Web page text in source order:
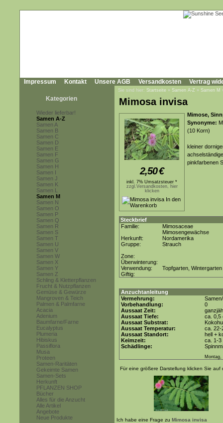
Impressum Kontakt Unsere AGB Versandkosten Vertrag
Kategorien
Wieder lieferbar!
Samen A-Z
Samen A
Samen B
Samen C
Samen D
Samen E
Samen F
Samen G
Samen H
Samen I
Samen J
Samen K
Samen L
Samen M
Samen N
Samen O
Samen P
Samen Q
Samen R
Samen S
Samen T
Samen U
Samen V
Samen W
Samen X
Samen Y
Samen Z
Schling & Kletterpflanzen
Frucht & Nutzpflanzen
Gemüse & Gewürze
Mangroven & Teich
Palmen & Palmfarne
Acacia
Adenium
Baumfarne/Farne
Eucalyptus
Plumeria
Hibiskus
Passiflora
Musa
Proteen
Samen-Raritäten
Gekeimte Samen
Samen-Sets
Herkunft
PFLANZEN SHOP
Bücher
Alles für die Anzucht
Alle Artikel
Angebote
Neue Produkte
Sie sind hier: Startseite » Samen A-Z » Samen M
Mimosa invisa
2,50€
inkl. 7% Umsatzsteuer *
zzgl.Versandkosten, hier
klicken
Mimose,
Synonyme:
(10 Korn)
kleiner
pinkfarbenen
Steckbrief
Familie:
Mimosaceae
Mimosengewächse
Herkunft:
Nordamerika
Gruppe:
Strauch
Zone:
Überwinterung:
Verwendung:
Topfgarten, Wintergarten
Giftig:
Anzuchtanleitung
Vermehrung:
Vorbehandlung:
0
Aussaat Zeit:
Aussaat Tiefe:
ca. 0,5
Aussaat Substrat:
Aussaat Temperatur:
ca. 22-
Aussaat Standort:
hell +
Keimzeit:
ca. 1-3
Schädlinge:
Montag,
Für eine größere Darstellung klicken Sie auf
Ich habe eine Frage zu Mimosa invisa